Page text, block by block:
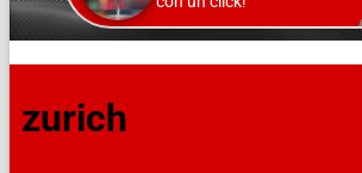
zurich